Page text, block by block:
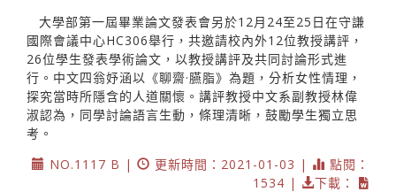
大學部第一屆畢業論文發表會另於12月24至25日在守謙
國際會議中心HC306舉行，共邀請校內外12位教授講評，
26位學生發表學術論文，以教授講評及共同討論形式進
行。中文四翁妤涵以《聊齋·臙脂》為題，分析女性情理，
探究當時所隱含的人道關懷。講評教授中文系副教授林偉
淑認為，同學討論語言生動，條理清晰，鼓勵學生獨立思
考。
NO.1117 B |
更新時間：2021-01-03 |
點閱：
1534 |
下載：